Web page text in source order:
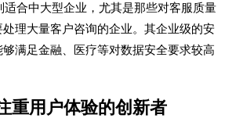
适合中大型企业，尤其是那些对客服质量
理大量客户咨询的企业。其企业级的安
满足金融、医疗等对数据安全要求较高
重用户体验的创新者